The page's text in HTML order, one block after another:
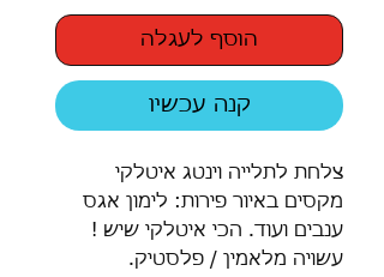
הוסף לעגלה
קנה עכשיו
צלחת לתלייה וינטג איטלקי
מקסים באיור פירות: לימון אגס
ענבים ועוד. הכי איטלקי שיש !
עשויה מלאמין / פלסטיק.